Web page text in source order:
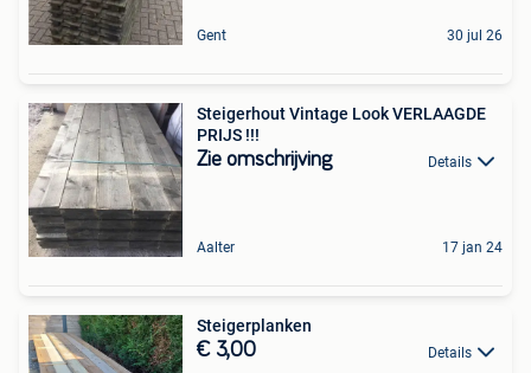
Gent 30 jul 26
Steigerhout Vintage Look VERLAAGDE
PRIJS !!!
Zie omschrijving Details
Aalter 17 jan 24
Steigerplanken
€ 3,00 Details